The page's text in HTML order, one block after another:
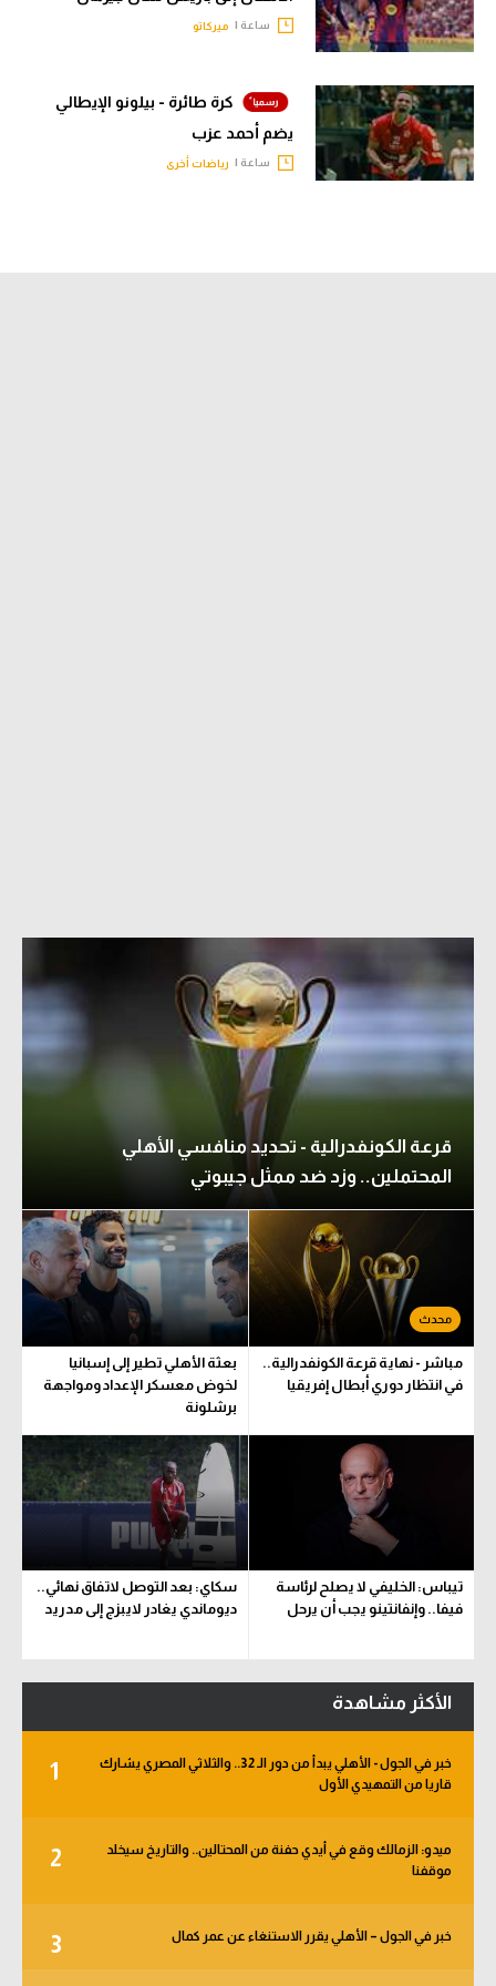
ساعة | ميركاتو
كرة طائرة - بيلونو الإيطالي
يضم أحمد عزب
ساعة | رياضات أخرى
قرعة الكونفدرالية - تحديد منافسي الأهلي
المحتملين.. وزد ضد ممثل جيبوتي
مباشر - نهاية قرعة الكونفدرالية..
في انتظار دوري أبطال إفريقيا
بعثة الأهلي تطير إلى إسبانيا
لخوض معسكر الإعداد ومواجهة
برشلونة
تيباس: الخليفي لا يصلح لرئاسة
فيفا.. وإنفانتينو يجب أن يرحل
سكاي: بعد التوصل لاتفاق نهائي..
ديوماندي يغادر لايبزج إلى مدريد
الأكثر مشاهدة
1
خبر في الجول - الأهلي يبدأ من دور الـ 32.. والثلاثي المصري يشارك
قاريا من التمهيدي الأول
2
ميدو: الزمالك وقع في أيدي حفنة من المحتالين.. والتاريخ سيخلد
موقفنا
3 خبر في الجول – الأهلي يقرر الاستنغاء عن عمر كمال